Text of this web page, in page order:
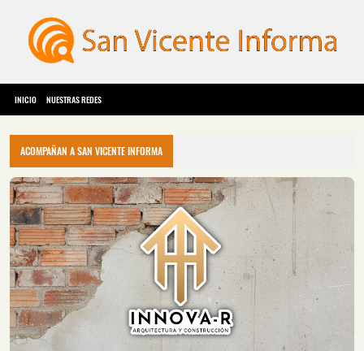
INICIO NUESTRAS REDES
ACOMPAÑAN A SAN VICENTE INFORMA